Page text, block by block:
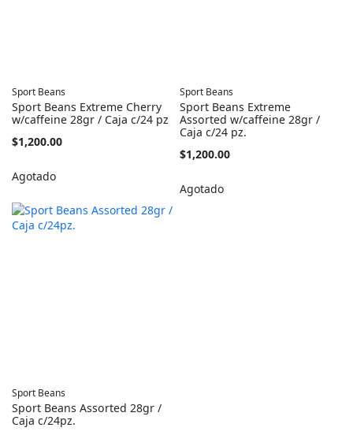
Sport Beans
Sport Beans Extreme Cherry
w/caffeine 28gr / Caja c/24 pz
$1,200.00
Agotado
Sport Beans
Sport Beans Extreme
Assorted w/caffeine 28gr /
Caja c/24 pz.
$1,200.00
Agotado
Sport Beans
Sport Beans Assorted 28gr /
Caja c/24pz.